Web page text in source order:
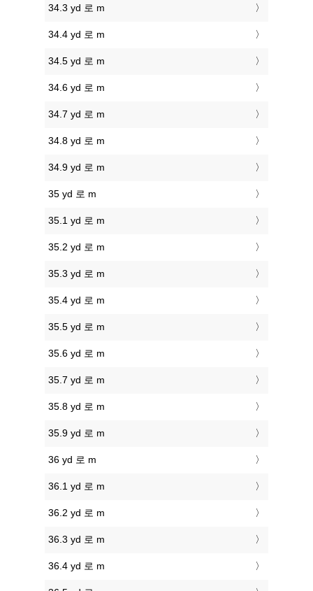
34.3 yd 로 m
34.4 yd 로 m
34.5 yd 로 m
34.6 yd 로 m
34.7 yd 로 m
34.8 yd 로 m
34.9 yd 로 m
35 yd 로 m
35.1 yd 로 m
35.2 yd 로 m
35.3 yd 로 m
35.4 yd 로 m
35.5 yd 로 m
35.6 yd 로 m
35.7 yd 로 m
35.8 yd 로 m
35.9 yd 로 m
36 yd 로 m
36.1 yd 로 m
36.2 yd 로 m
36.3 yd 로 m
36.4 yd 로 m